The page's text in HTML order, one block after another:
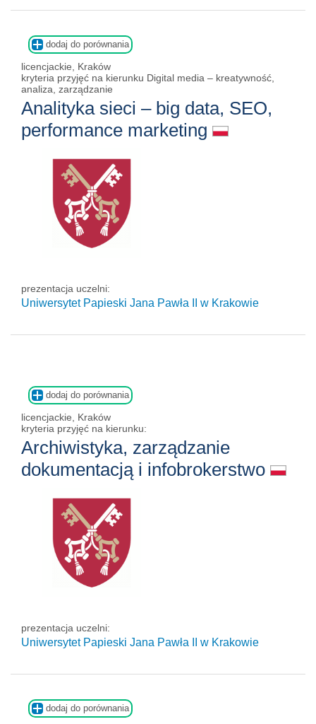
dodaj do porównania
licencjackie, Kraków
kryteria przyjęć na kierunku Digital media – kreatywność,
analiza, zarządzanie
Analityka sieci – big data, SEO,
performance marketing
prezentacja uczelni:
Uniwersytet Papieski Jana Pawła II w Krakowie
dodaj do porównania
licencjackie, Kraków
kryteria przyjęć na kierunku:
Archiwistyka, zarządzanie
dokumentacją i infobrokerstwo
prezentacja uczelni:
Uniwersytet Papieski Jana Pawła II w Krakowie
dodaj do porównania